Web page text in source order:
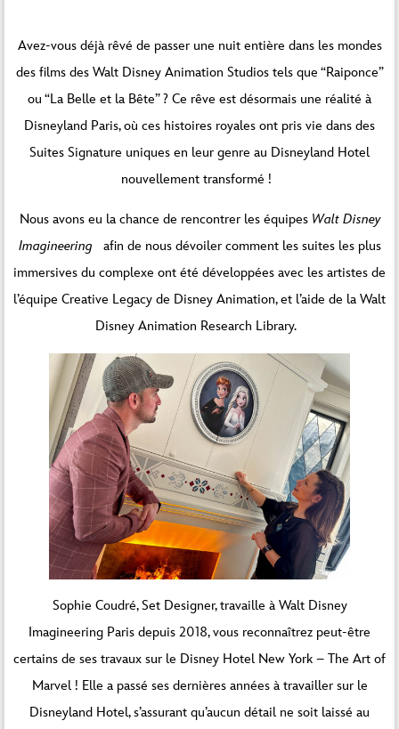
Vous êtes actuellement en train de consulter le
contenu d’un espace réservé de
accéder au contenu réel, cliquez sur le bouton ci-
données seront partagées avec des providers
Débloquer le contenu
Avez-vous déjà rêvé de passer une nuit entière dans les mondes
des films des Walt Disney Animation Studios tels que “Raiponce”
ou “La Belle et la Bête” ? Ce rêve est désormais une réalité à
Disneyland Paris, où ces histoires royales ont pris vie dans des
Suites Signature uniques en leur genre au Disneyland Hotel
nouvellement transformé !
Nous avons eu la chance de rencontrer les équipes Walt Disney
Imagineering afin de nous dévoiler comment les suites les plus
immersives du complexe ont été développées avec les artistes de
l’équipe Creative Legacy de Disney Animation, et l’aide de la Walt
Disney Animation Research Library.
Sophie Coudré, Set Designer, travaille à Walt Disney
Imagineering Paris depuis 2018, vous reconnaîtrez peut-être
certains de ses travaux sur le Disney Hotel New York – The Art of
Marvel ! Elle a passé ses dernières années à travailler sur le
Disneyland Hotel, s’assurant qu’aucun détail ne soit laissé au